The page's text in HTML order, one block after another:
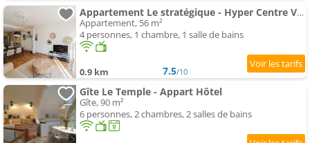
Appartement Le stratégique - Hyper Centre Verdun
Appartement, 56 m²
4 personnes, 1 chambre, 1 salle de bains
0.9 km 7.5/10
Gîte Le Temple - Appart Hôtel
Gîte, 90 m²
6 personnes, 2 chambres, 2 salles de bains